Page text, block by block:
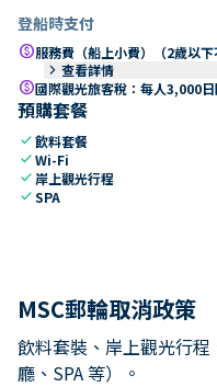
登船時支付
paid服務費（船上小費）（2歲以下
keyboard_arrow_right 查看詳情
paid國際觀光旅客稅：每人3,000
預購套餐
check飲料套餐
checkWi-Fi
check 岸上觀光行程
checkSPA
MSC郵輪取消政策
飲料套裝、岸上觀光行
廳、SPA 等）。